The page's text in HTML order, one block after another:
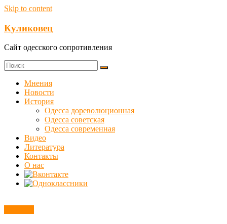
Skip to content
Куликовец
Сайт одесского сопротивления
Мнения
Новости
История
Одесса дореволюционная
Одесса советская
Одесса современная
Видео
Литература
Контакты
О нас